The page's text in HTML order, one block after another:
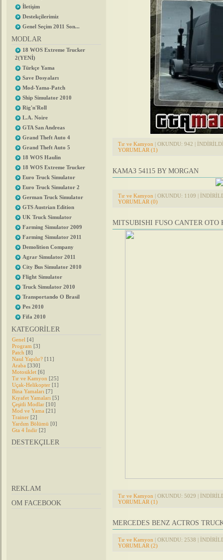
İletişim
Destekçilerimiz
Genel Seçim 2011 Son...
MODLAR
18 WOS Extreme Trucker
2(YENİ)
Türkçe Yama
Save Dosyaları
Mod-Yama-Patch
Ship Simulator 2010
Rig'n'Roll
L.A. Noire
GTA San Andreas
Grand Theft Auto 4
Grand Theft Auto 5
18 WOS Haulin
18 WOS Extreme Trucker
Euro Truck Simulator
Euro Truck Simulator 2
German Truck Simulator
GTS Austrian Edition
UK Truck Simulator
Farming Simulator 2009
Farming Simulator 2011
Demolition Company
Agrar Simulator 2011
City Bus Simulator 2010
Flight Simulator
Truck Simulator 2010
Transportando O Brasil
Pes 2010
Fifa 2010
KATEGORİLER
Genel [4]
Program [3]
Patch [8]
Nasıl Yapılır? [11]
Araba [330]
Motosiklet [6]
Tır ve Kamyon [25]
Uçak-Helikopter [1]
Bina Yamaları [7]
Kıyafet Yamaları [5]
Çeşitli Modlar [10]
Mod ve Yama [21]
Trainer [2]
Yardım Bölümü [0]
Gta 4 İndir [2]
DESTEKÇILER
REKLAM
OM FACEBOOK
Tır ve Kamyon | OKUNDU: 942 |
YORUMLAR (1)
КАМАЗ 54115 BY MORGAN
Tır ve Kamyon | OKUNDU: 1109 |
YORUMLAR (0)
MITSUBISHI FUSO CANTER OTO
Tır ve Kamyon | OKUNDU: 5029 |
YORUMLAR (1)
MERCEDES BENZ ACTROS
Tır ve Kamyon | OKUNDU: 2538 |
YORUMLAR (2)